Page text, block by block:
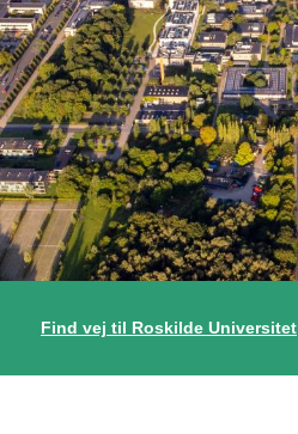
Find vej til Roskilde Universitet